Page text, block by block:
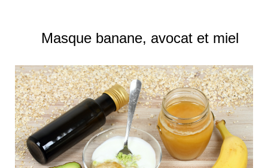
Masque banane, avocat et miel